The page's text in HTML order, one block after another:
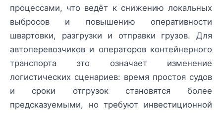
процессами, что ведёт к снижению локальных
выбросов и повышению оперативности
швартовки, разгрузки и отправки грузов. Для
автоперевозчиков и операторов контейнерного
транспорта это означает изменение
логистических сценариев: время простоя судов
и сроки отгрузок становятся более
предсказуемыми, но требуют инвестиционной